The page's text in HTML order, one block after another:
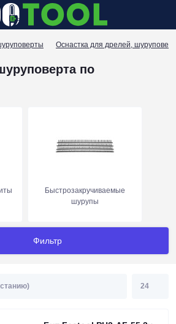
Оснастка для дрелей,
по
Быстрозакручиваемые
шурупы
Фильтр